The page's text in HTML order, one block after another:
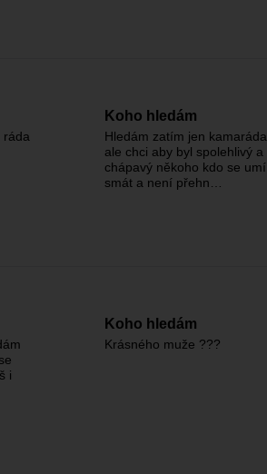
ráda
Koho hledám
Hledám zatím jen kamaráda
ale chci aby byl spolehlivý a
chápavý někoho kdo se umí
smát a není přehn…
i
Koho hledám
Krásného muže ???